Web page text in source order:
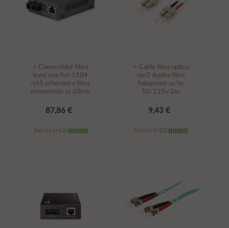
÷ Convertidor fibra
level one fvt-1104
rj45 ethernet a fibra
monomodo sc 60km
87,86 €
Stocks (+10)
÷ Cable fibra optica
om3 duplex libre
halogenos sc/sc
50/125u 2m
9,43 €
Stocks (+10)